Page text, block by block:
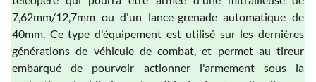
7,62mm/12,7mm ou d'un lance-grenade automatique de
40mm. Ce type d'équipement est utilisé sur les dernières
générations de véhicule de combat, et permet au tireur
embarqué de pourvoir actionner l'armement sous la